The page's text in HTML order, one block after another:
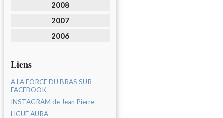
2008
2007
2006
Liens
A LA FORCE DU BRAS SUR
FACEBOOK
INSTAGRAM de Jean Pierre
LIGUE AURA